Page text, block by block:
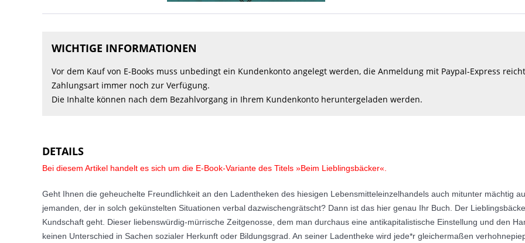
WICHTIGE INFORMATIONEN
Vor dem Kauf von E-Books muss unbedingt ein Kundenkonto angelegt werden, die Anmeldung mit Paypal-Express
Zahlungsart immer noch zur Verfügung.
Die Inhalte können nach dem Bezahlvorgang in Ihrem Kundenkonto heruntergeladen werden.
DETAILS
Bei diesem Artikel handelt es sich um die E-Book-Variante des Titels »Beim Lieblingsbäcker«.
Geht Ihnen die geheuchelte Freundlichkeit an den Laden­theken des hiesigen Lebensmit­teleinzelhandels auch mitunter mächtig
jemanden, der in solch gekünstelten Situationen verbal dazwischengrätscht? Dann ist das hier genau Ihr Buch. Der
Kundschaft geht. Dieser liebenswürdig-mürrische Zeitgenosse, dem man durchaus eine antikapitalistische Einstel­lung und den
keinen Unterschied in Sachen sozialer Herkunft oder Bildungsgrad. An seiner Laden­theke wird jede*r gleichermaßen